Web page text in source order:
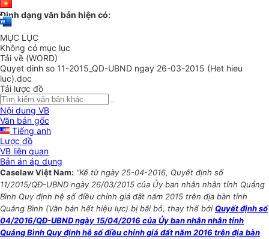
Định dạng văn bản hiện có:
MỤC LỤC
Không có mục lục
Tải về (WORD)
Quyet dinh so 11-2015_QD-UBND ngay 26-03-2015 (Het hieu
luc).doc
Tải lược đồ
Nội dung VB
Văn bản gốc
Tiếng anh
Lược đồ
VB liên quan
Bản án áp dụng
Caselaw Việt Nam: “Kể từ ngày 25-04-2016, Quyết định số
11/2015/QĐ-UBND ngày 26/03/2015 của Ủy ban nhân nhân tỉnh Quảng
Bình Quy định hệ số điều chỉnh giá đất năm 2015 trên địa bàn tỉnh
Quảng Bình (Văn bản hết hiệu lực) bị bãi bỏ, thay thế bởi Quyết định số
04/2016/QĐ-UBND ngày 15/04/2016 của Ủy ban nhân nhân tỉnh
Quảng Bình Quy định hệ số điều chỉnh giá đất năm 2016 trên địa bàn